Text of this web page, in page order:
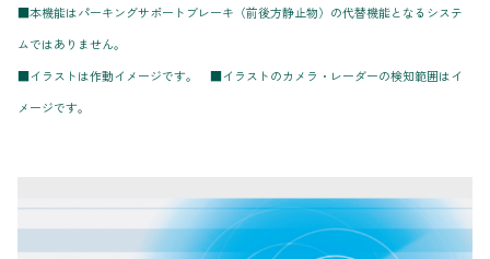
■本機能はパーキングサポートブレーキ（前後方静止物）の代替機能となるシステ
ムではありません。
■イラストは作動イメージです。 ■イラストのカメラ・レーダーの検知範囲はイ
メージです。